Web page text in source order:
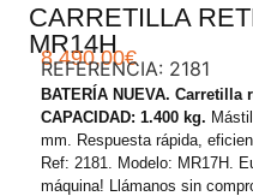
CARRETILLA
MR14H
8.490,00€
REFERENCIA: 2181
BATERÍA NUEVA.
CAPACIDAD: 1.400 kg.
mm. Respuesta rápida,
Ref: 2181. Modelo: MR17H.
máquina! Llámanos sin